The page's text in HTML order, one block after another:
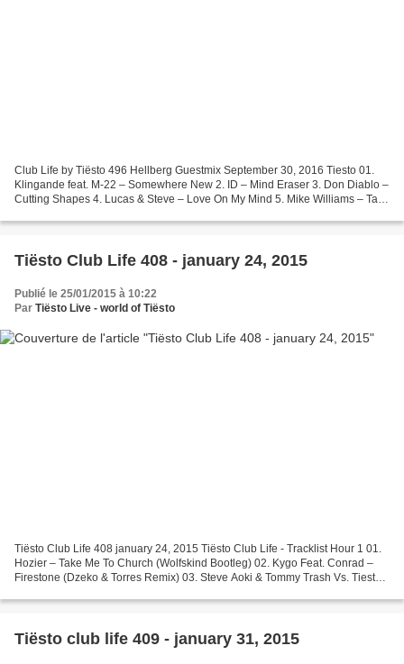
Club Life by Tiësto 496 Hellberg Guestmix September 30, 2016 Tiesto 01.
Klingande feat. M-22 – Somewhere New 2. ID – Mind Eraser 3. Don Diablo –
Cutting Shapes 4. Lucas & Steve – Love On My Mind 5. Mike Williams – Take
Tiësto Club Life 408 - january 24, 2015
Publié le 25/01/2015 à 10:22
Par Tiësto Live - world of Tiësto
Tiësto Club Life 408 january 24, 2015 Tiësto Club Life - Tracklist Hour 1 01.
Hozier – Take Me To Church (Wolfskind Bootleg) 02. Kygo Feat. Conrad –
Firestone (Dzeko & Torres Remix) 03. Steve Aoki & Tommy Trash Vs. Tiesto
Tiësto club life 409 - january 31, 2015